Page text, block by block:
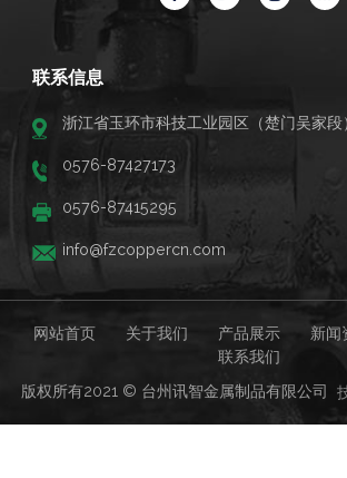
联系信息
浙江省玉环市科技工业园区（楚门吴家段
0576-87427173
0576-87415295
info@fzcoppercn.com
网站首页 关于我们 产品展示 新闻
联系我们
版权所有2021 © 台州讯智金属制品有限公司